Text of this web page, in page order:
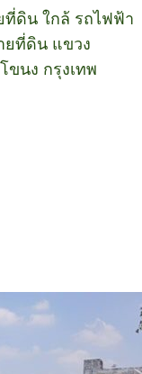
ดิน ใกล้ รถไฟฟ้า
ยที่ดิน แขวง
ขนง กรุงเทพ